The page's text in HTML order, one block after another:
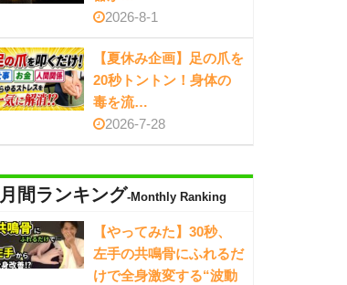
2026-8-1
【夏休み企画】足の爪を
20秒トントン！身体の
毒を流…
2026-7-28
月間ランキング-Monthly Ranking
【やってみた】30秒、
左手の共鳴骨にふれるだ
けで全身激変する“波動